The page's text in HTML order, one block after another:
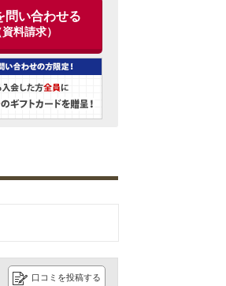
問い合わせる
資料請求）
口コミを投稿する